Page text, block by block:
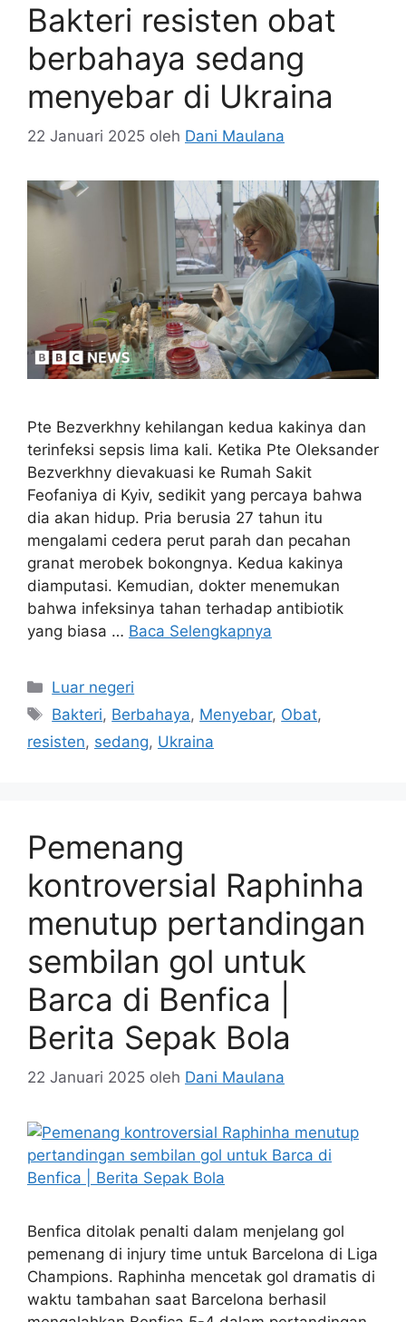
Bakteri resisten obat
berbahaya sedang
menyebar di Ukraina
22 Januari 2025 oleh Dani Maulana
Pte Bezverkhny kehilangan kedua kakinya dan
terinfeksi sepsis lima kali. Ketika Pte Oleksander
Bezverkhny dievakuasi ke Rumah Sakit
Feofaniya di Kyiv, sedikit yang percaya bahwa
dia akan hidup. Pria berusia 27 tahun itu
mengalami cedera perut parah dan pecahan
granat merobek bokongnya. Kedua kakinya
diamputasi. Kemudian, dokter menemukan
bahwa infeksinya tahan terhadap antibiotik
yang biasa … Baca Selengkapnya
Kategori
Luar negeri
Tag
Bakteri, Berbahaya, Menyebar, Obat,
resisten, sedang, Ukraina
Pemenang
kontroversial Raphinha
menutup pertandingan
sembilan gol untuk
Barca di Benfica |
Berita Sepak Bola
22 Januari 2025 oleh Dani Maulana
Benfica ditolak penalti dalam menjelang gol
pemenang di injury time untuk Barcelona di Liga
Champions. Raphinha mencetak gol dramatis di
waktu tambahan saat Barcelona berhasil